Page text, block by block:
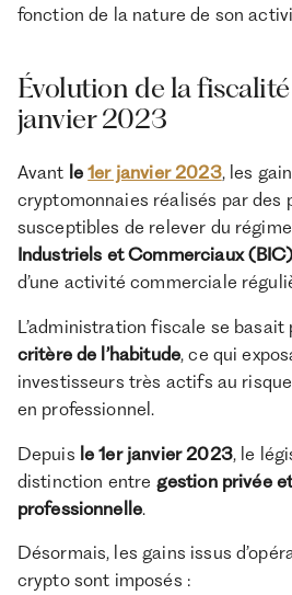
fonction de la nature de son
Évolution de la
janvier 2023
Avant le1er janvier 2023, les
cryptomonnaies réalisés par
susceptibles de relever du
Industriels et Commerciaux (BIC)
d’une activité commerciale
L’administration fiscale se
critère de l’habitude, ce qui
investisseurs très actifs au
en professionnel.
Depuis le 1er janvier 2023, le
distinction entre gestion privée
professionnelle.
Désormais, les gains issus
crypto sont imposés :